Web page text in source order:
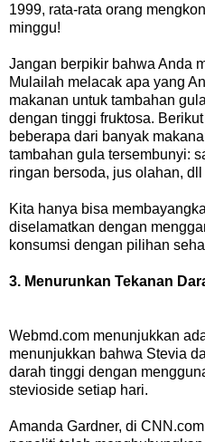
1999, rata-rata orang
minggu!
Jangan berpikir bahwa Anda
Mulailah melacak apa yang
makanan untuk tambahan
dengan tinggi fruktosa.
beberapa dari banyak
tambahan gula tersembunyi:
ringan bersoda, jus olahan, dll
Kita hanya bisa
diselamatkan dengan
konsumsi dengan pilihan
3. Menurunkan Tekanan
Webmd.com menunjukkan
menunjukkan bahwa Stevia
darah tinggi dengan
stevioside setiap hari.
Amanda Gardner, di